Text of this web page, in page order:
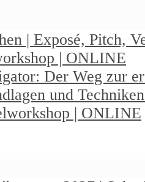
| Exposé, Pitch,
| ONLINE
Der Weg zur
und
| ONLINE